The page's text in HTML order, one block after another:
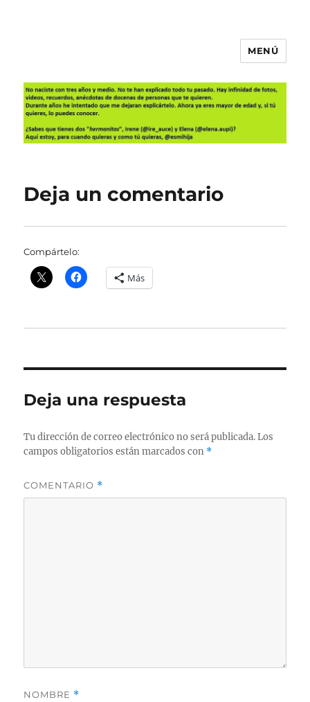
MENÚ
Deja un comentario
Compártelo:
Más
Deja una respuesta
Tu dirección de correo electrónico no será publicada. Los
campos obligatorios están marcados con *
COMENTARIO *
NOMBRE *